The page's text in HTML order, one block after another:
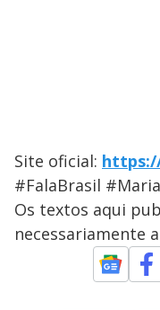
Site oficial:
#FalaBrasil
Os textos aqui
necessariamente